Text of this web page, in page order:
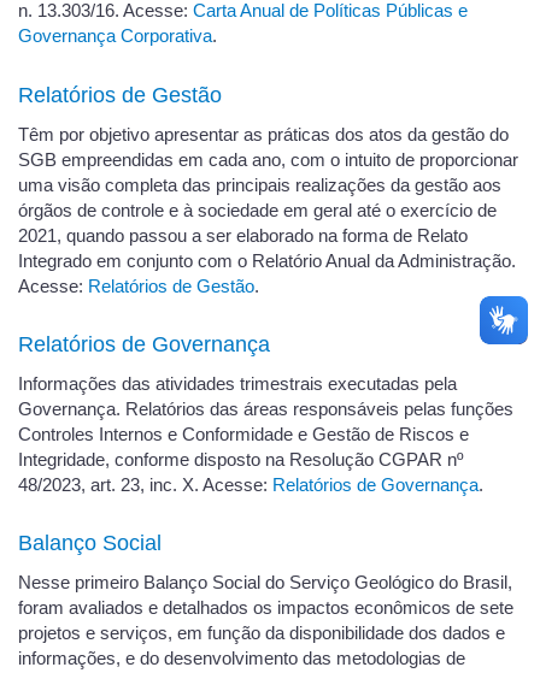
n. 13.303/16. Acesse: Carta Anual de Políticas Públicas e
Governança Corporativa.
Relatórios de Gestão
Têm por objetivo apresentar as práticas dos atos da gestão do
SGB empreendidas em cada ano, com o intuito de proporcionar
uma visão completa das principais realizações da gestão aos
órgãos de controle e à sociedade em geral até o exercício de
2021, quando passou a ser elaborado na forma de Relato
Integrado em conjunto com o Relatório Anual da Administração.
Acesse: Relatórios de Gestão.
Relatórios de Governança
Informações das atividades trimestrais executadas pela
Governança. Relatórios das áreas responsáveis pelas funções
Controles Internos e Conformidade e Gestão de Riscos e
Integridade, conforme disposto na Resolução CGPAR nº
48/2023, art. 23, inc. X. Acesse: Relatórios de Governança.
Balanço Social
Nesse primeiro Balanço Social do Serviço Geológico do Brasil,
foram avaliados e detalhados os impactos econômicos de sete
projetos e serviços, em função da disponibilidade dos dados e
informações, e do desenvolvimento das metodologias de